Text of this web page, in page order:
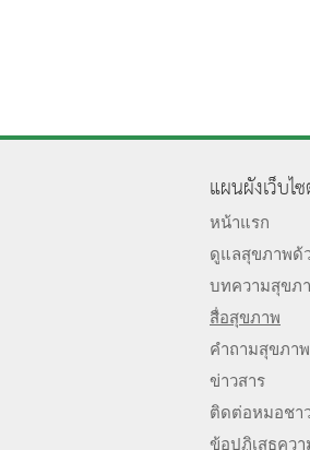
แผนผังเว็บไ
หน้าแรก
ดูแลสุขภาพด้
บทความสุขภ
สื่อสุขภาพ
คำถามสุขภาพ
ข่าวสาร
ติดต่อหมอชา
ข้อปฏิเสธคว